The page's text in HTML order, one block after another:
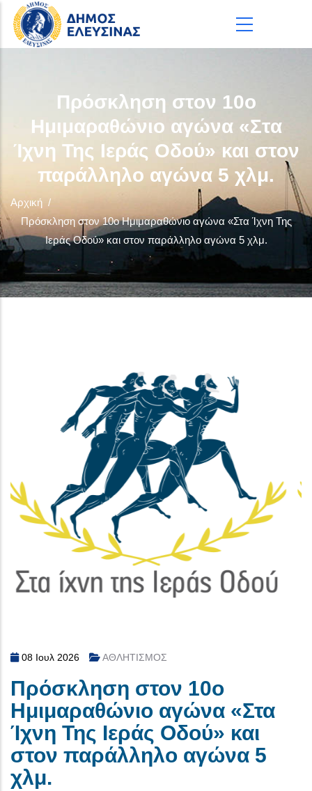
Παράκαμψη προς το κυρίως περιεχόμενο
Πρόσκληση στον 10ο
Ημιμαραθώνιο αγώνα «Στα
Ίχνη Της Ιεράς Οδού» και στον
παράλληλο αγώνα 5 χλμ.
Αρχική /
Πρόσκληση στον 10ο Ημιμαραθώνιο αγώνα «Στα Ίχνη Της
Ιεράς Οδού» και στον παράλληλο αγώνα 5 χλμ.
08 Ιουλ 2026 ΑΘΛΗΤΙΣΜΟΣ
Πρόσκληση στον 10ο
Ημιμαραθώνιο αγώνα «Στα
Ίχνη Της Ιεράς Οδού» και
στον παράλληλο αγώνα 5
χλμ.